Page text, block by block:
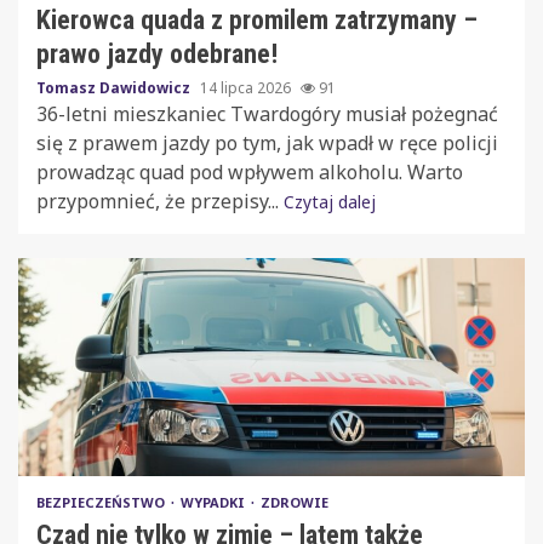
Kierowca quada z promilem zatrzymany –
prawo jazdy odebrane!
Tomasz Dawidowicz 14 lipca 2026 91
36-letni mieszkaniec Twardogóry musiał pożegnać
się z prawem jazdy po tym, jak wpadł w ręce policji
prowadząc quad pod wpływem alkoholu. Warto
przypomnieć, że przepisy... Czytaj dalej
BEZPIECZEŃSTWO WYPADKI ZDROWIE
Czad nie tylko w zimie – latem także